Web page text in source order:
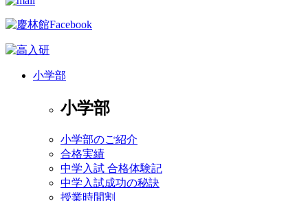
小学部
小学部
小学部のご紹介
合格実績
中学入試 合格体験記
中学入試成功の秘訣
授業時間割